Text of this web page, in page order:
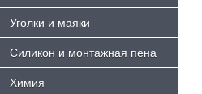
Уголки и маяки
Силикон и монтажная пена
Химия